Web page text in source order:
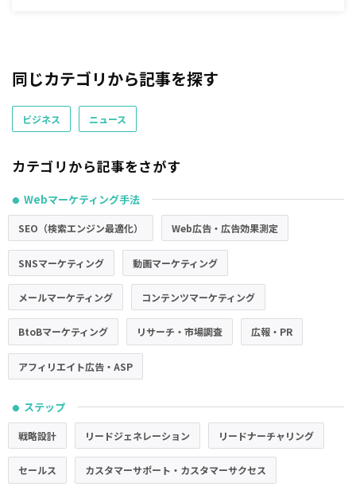
同じカテゴリから記事を探す
ビジネス ニュース
カテゴリから記事をさがす
● Webマーケティング手法
SEO（検索エンジン最適化） Web広告・広告効果測定
SNSマーケティング 動画マーケティング
メールマーケティング コンテンツマーケティング
BtoBマーケティング リサーチ・市場調査 広報・PR
アフィリエイト広告・ASP
● ステップ
戦略設計 リードジェネレーション リードナーチャリング
セールス カスタマーサポート・カスタマーサクセス